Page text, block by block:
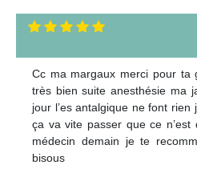
Cc ma margaux merci pour ta
très bien suite anesthésie ma
jour l’es antalgique ne font
ça va vite passer que ce
médecin demain je te
bisous